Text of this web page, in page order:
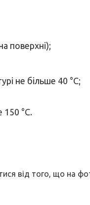
поверхні);
не більше 40 °C;
150 °C.
від того, що на